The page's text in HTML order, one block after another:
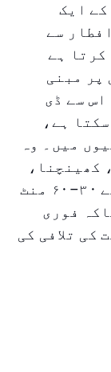
ایک
سے
کرتا ہے
پر مبنی
سے ڈی
ہے،
میں۔ وہ
کھینچنا،
یا کم شدت کی سرگرمیاں افطار سے ۳۰–۶۰ منٹ
فوری
کی تلافی کی